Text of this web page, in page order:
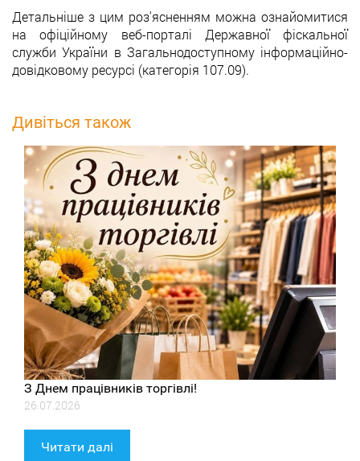
Детальніше з цим роз'ясненням можна ознайомитися
на офіційному веб-порталі Державної фіскальної
служби України в Загальнодоступному інформаційно-
довідковому ресурсі (категорія 107.09).
Дивіться також
З Днем працівників торгівлі!
26.07.2026
Читати далі